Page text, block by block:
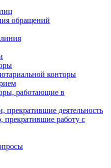
обращений
конторы
работающие в
прекратившие деятельность
работу с